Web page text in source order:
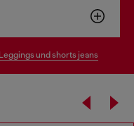
leggings und shorts jeans